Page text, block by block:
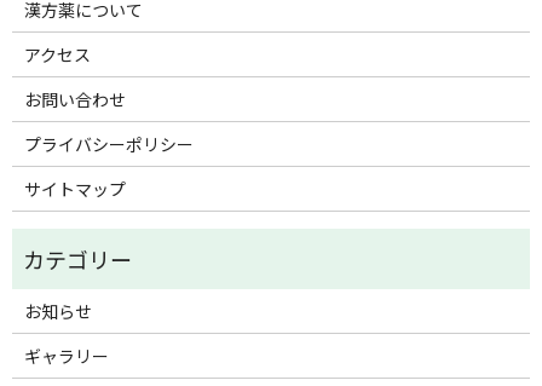
漢方薬について
アクセス
お問い合わせ
プライバシーポリシー
サイトマップ
お知らせ
ギャラリー